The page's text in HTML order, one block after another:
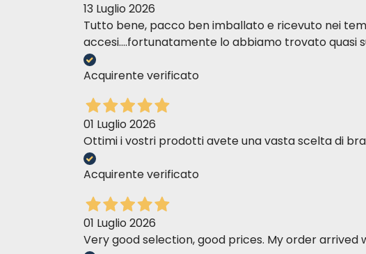
13 Luglio 2026
Tutto bene, pacco ben imballato e ricevuto nei
accesi....fortunatamente lo abbiamo trovato quasi
Acquirente verificato
01 Luglio 2026
Ottimi i vostri prodotti avete una vasta scelta di
Acquirente verificato
01 Luglio 2026
Very good selection, good prices. My order